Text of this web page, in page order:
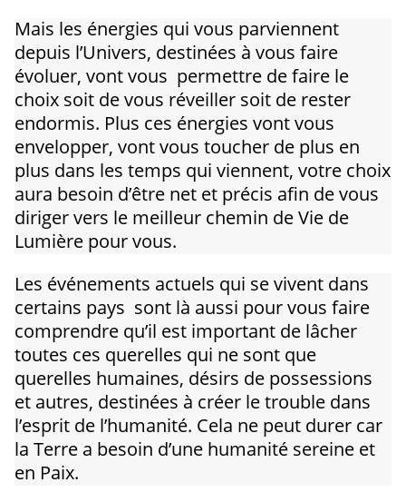
Mais les énergies qui vous parviennent
depuis l’Univers, destinées à vous faire
évoluer, vont vous permettre de faire le
choix soit de vous réveiller soit de rester
endormis. Plus ces énergies vont vous
envelopper, vont vous toucher de plus en
plus dans les temps qui viennent, votre choix
aura besoin d’être net et précis afin de vous
diriger vers le meilleur chemin de Vie de
Lumière pour vous.
Les événements actuels qui se vivent dans
certains pays sont là aussi pour vous faire
comprendre qu’il est important de lâcher
toutes ces querelles qui ne sont que
querelles humaines, désirs de possessions
et autres, destinées à créer le trouble dans
l’esprit de l’humanité. Cela ne peut durer car
la Terre a besoin d’une humanité sereine et
en Paix.